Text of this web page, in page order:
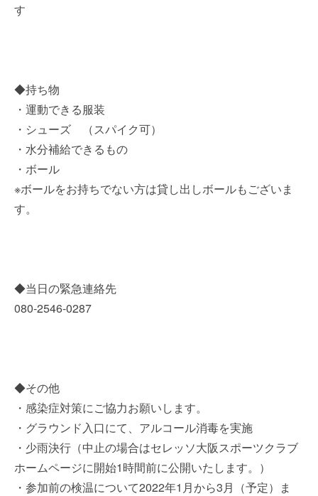
す
◆持ち物
・運動できる服装
・シューズ （スパイク可）
・水分補給できるもの
・ボール
※ボールをお持ちでない方は貸し出しボールもございま
す。
◆当日の緊急連絡先
080-2546-0287
◆その他
・感染症対策にご協力お願いします。
・グラウンド入口にて、アルコール消毒を実施
・少雨決行（中止の場合はセレッソ大阪スポーツクラブ
ホームページに開始1時間前に公開いたします。）
・参加前の検温について2022年1月から3月（予定）ま